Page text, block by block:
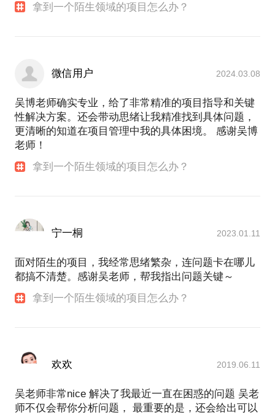
拿到一个陌生领域的项目怎么办？
微信用户 2024.03.08
吴博老师确实专业，给了非常精准的项目指导和关键
性解决方案。还会带动思绪让我精准找到具体问题，
更清晰的知道在项目管理中我的具体困境。 感谢吴博
老师！
拿到一个陌生领域的项目怎么办？
宁一桐 2023.01.11
面对陌生的项目，我经常思绪繁杂，连问题卡在哪儿
都搞不清楚。感谢吴老师，帮我指出问题关键～
拿到一个陌生领域的项目怎么办？
欢欢 2019.06.11
吴老师非常nice 解决了我最近一直在困惑的问题 吴老
师不仅会帮你分析问题， 最重要的是，还会给出可以